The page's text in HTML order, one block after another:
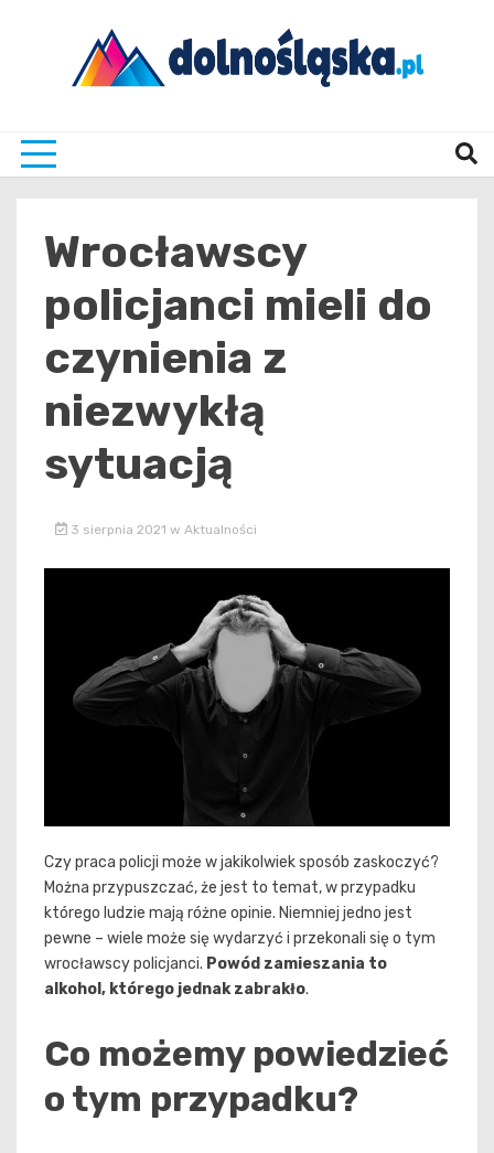
Wrocławscy
policjanci mieli do
czynienia z
niezwykłą
sytuacją
3 sierpnia 2021 w Aktualności
Czy praca policji może w jakikolwiek sposób zaskoczyć?
Można przypuszczać, że jest to temat, w przypadku
którego ludzie mają różne opinie. Niemniej jedno jest
pewne – wiele może się wydarzyć i przekonali się o tym
wrocławscy policjanci. Powód zamieszania to
alkohol, którego jednak zabrakło.
Co możemy powiedzieć
o tym przypadku?